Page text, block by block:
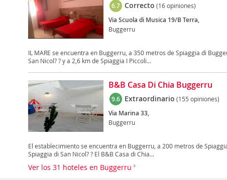
6.7 Correcto (16 opiniones)
Via Scuola di Musica 19/B Terra,
Buggerru
IL MARE se encuentra en Buggerru, a 350 metros de Spiaggia di
San Nicol? ? y a 2,6 km de Spiaggia I Piccoli...
B&B Casa Di Chia Buggerru
9.6 Extraordinario (155 opiniones)
Via Marina 33,
Buggerru
El establecimiento se encuentra en Buggerru, a 200 metros de
Spiaggia di San Nicol? ? El B&B Casa di Chia...
Ver los 31 hoteles en Buggerru